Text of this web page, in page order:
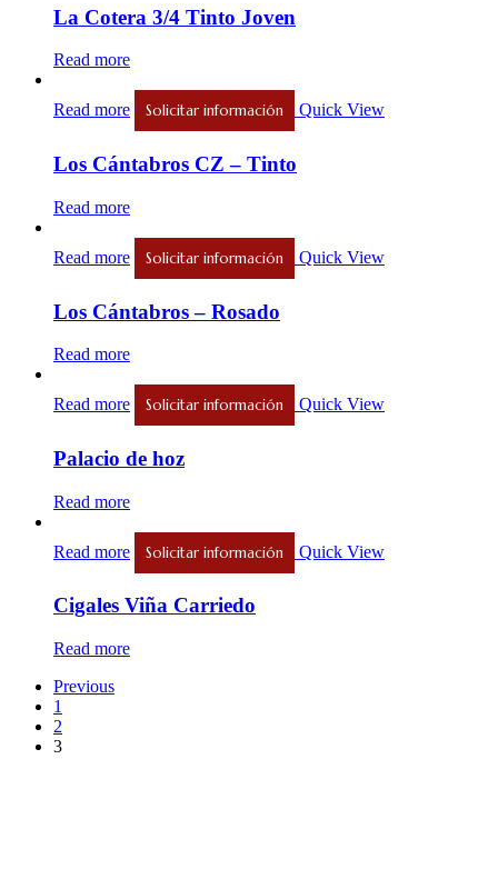
La Cotera 3/4 Tinto Joven
Read more
Read more Solicitar información Quick View
Los Cántabros CZ – Tinto
Read more
Read more Solicitar información Quick View
Los Cántabros – Rosado
Read more
Read more Solicitar información Quick View
Palacio de hoz
Read more
Read more Solicitar información Quick View
Cigales Viña Carriedo
Read more
Previous
1
2
3